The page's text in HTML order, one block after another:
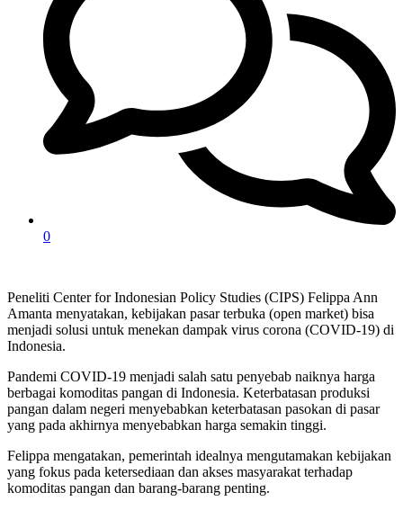
0
Peneliti Center for Indonesian Policy Studies (CIPS) Felippa Ann
Amanta menyatakan, kebijakan pasar terbuka (open market) bisa
menjadi solusi untuk menekan dampak virus corona (COVID-19) di
Indonesia.
Pandemi COVID-19 menjadi salah satu penyebab naiknya harga
berbagai komoditas pangan di Indonesia. Keterbatasan produksi
pangan dalam negeri menyebabkan keterbatasan pasokan di pasar
yang pada akhirnya menyebabkan harga semakin tinggi.
Felippa mengatakan, pemerintah idealnya mengutamakan kebijakan
yang fokus pada ketersediaan dan akses masyarakat terhadap
komoditas pangan dan barang-barang penting.